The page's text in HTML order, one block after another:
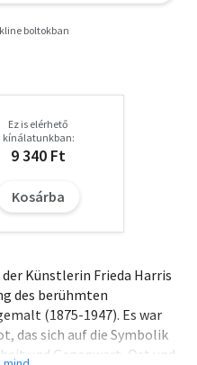
boltokban
Ez is elérhető
kínálatunkban:
9 340 Ft
Kosárba
der Künstlerin Frieda Harris
des berühmten
(1875-1947). Es war
das sich auf die Symbolik
und Gegenwart, Ost und